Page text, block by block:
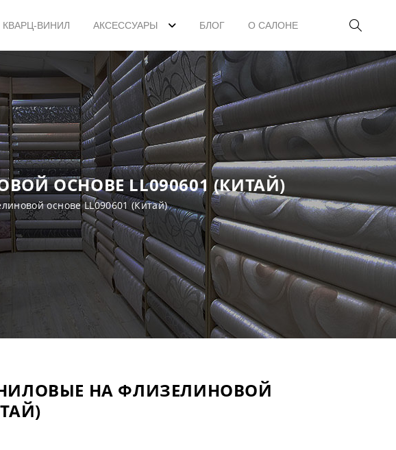
КВАРЦ-ВИНИЛ АКСЕССУАРЫ БЛОГ О САЛОНЕ
ОСНОВЕ LL090601 (КИТАЙ)
основе LL090601 (Китай)
НА ФЛИЗЕЛИНОВОЙ